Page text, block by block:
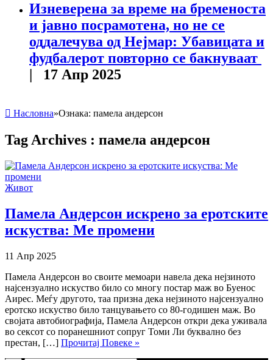
Изневерена за време на бременоста
и јавно посрамотена, но не се
оддалечува од Нејмар: Убавицата и
фудбалерот повторно се бакнуваат
| 17 Апр 2025
Насловна»Ознака: памела андерсон
Tag Archives : памела андерсон
Живот
Памела Андерсон искрено за еротските
искуства: Ме промени
11 Апр 2025
Памела Андерсон во своите мемоари навела дека нејзиното
најсензуално искуство било со многу постар маж во Буенос
Аирес. Меѓу другото, таа призна дека нејзиното најсензуално
еротско искуство било танцувањето со 80-годишен маж. Во
својата автобиографија, Памела Андерсон откри дека уживала
во сексот со поранешниот сопруг Томи Ли буквално без
престан, […] Прочитај Повеке »